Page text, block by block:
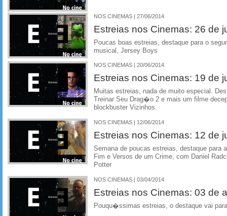
NOS CINEMAS | 27/06/2014
Estreias nos Cinemas: 26 de
Poucas boas estreias, destaque para o
musical, Jersey Boys
NOS CINEMAS | 20/06/2014
Estreias nos Cinemas: 19 de
Muitas estreias, nada de muito especial.
Treinar Seu Drag�o 2 e mais um filme
blockbuster Vizinhos.
NOS CINEMAS | 12/06/2014
Estreias nos Cinemas: 12 de
Semana de poucas estreias, destaque para
Fim e Versos de um Crime, com Daniel
Potter
NOS CINEMAS | 03/04/2014
Estreias nos Cinemas: 03 de
Pouqu�ssimas estreias, o destaque vai